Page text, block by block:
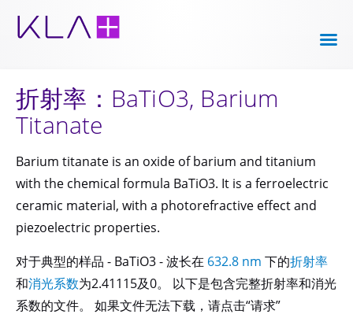
折射率：BaTiO3, Barium
Titanate
Barium titanate is an oxide of barium and titanium
with the chemical formula BaTiO3. It is a ferroelectric
ceramic material, with a photorefractive effect and
piezoelectric properties.
对于典型的样品 - BaTiO3 - 波长在 632.8 nm 下的折射率
和消光系数为2.41115及0。 以下是包含完整折射率和消光
系数的文件。 如果文件无法下载，请点击“请求”